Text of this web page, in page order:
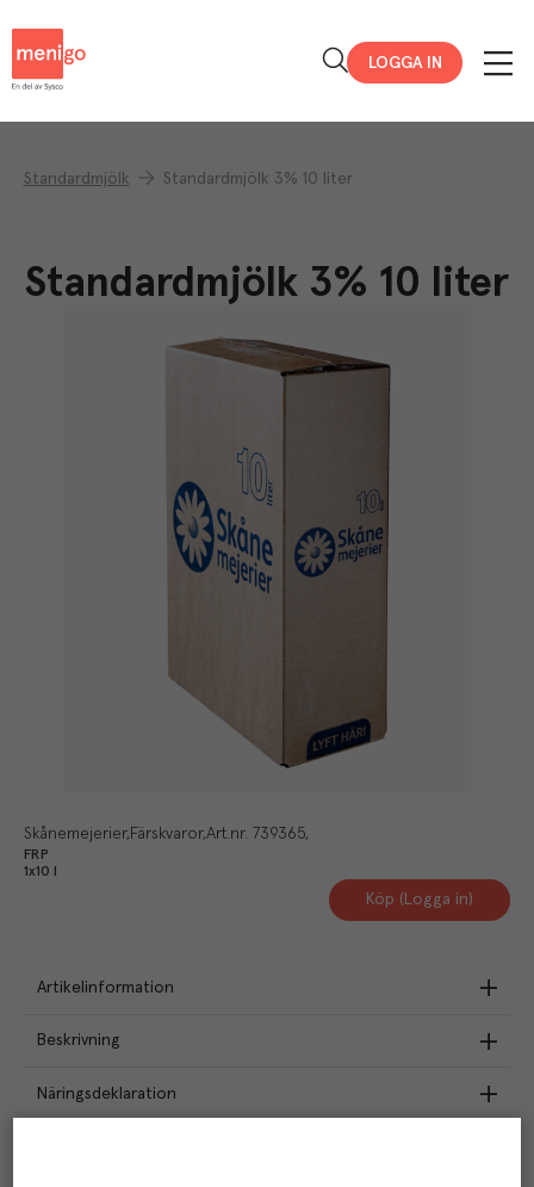
LOGGA IN
Standardmjölk Standardmjölk 3% 10 liter
Standardmjölk 3% 10 liter
Skånemejerier Färskvaror Art.nr. 739365
FRP
1x10 l
Köp (Logga in)
Artikelinformation
Beskrivning
Näringsdeklaration